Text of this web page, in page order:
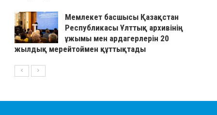
Мемлекет басшысы Қазақстан
Республикасы Ұлттық архивінің
ұжымы мен ардагерлерін 20
жылдық мерейтоймен құттықтады